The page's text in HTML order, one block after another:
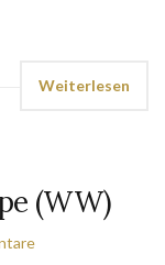
Weiterlesen
(WW)